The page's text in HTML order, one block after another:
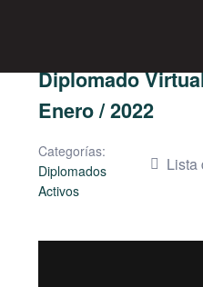
Diplomado
Enero / 2022
Categorías:
Diplomados
Activos
Lista